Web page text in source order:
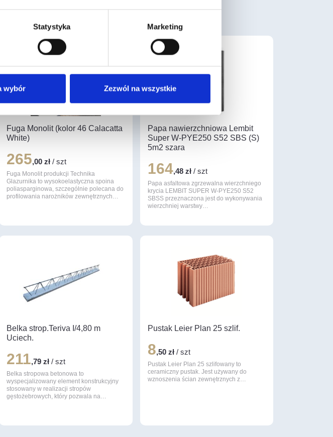
Statystyka Marketing
wybór Zezwól na wszystkie
Fuga Monolit (kolor 46 Calacatta
White)
265,00 zł / szt
Fuga Monolit produkcji Technika
Glazurnika to wysokoelastyczna spoina
poliasparginowa, szczególnie polecana do
profilowania narożników zewnętrznych…
Papa nawierzchniowa Lembit
Super W-PYE250 S52 SBS (S)
5m2 szara
164,48 zł/ szt
Papa asfaltowa zgrzewalna wierzchniego
krycia LEMBIT SUPER W-PYE250 S52
SBSS przeznaczona jest do wykonywania
wierzchniej warstwy…
Belka strop.Teriva I/4,80 m
Uciech.
211,79 zł / szt
Belka stropowa betonowa to
wyspecjalizowany element konstrukcyjny
stosowany w realizacji stropów
gęstożebrowych, który pozwala na…
Pustak Leier Plan 25 szlif.
8,50 zł/ szt
Pustak Leier Plan 25 szlifowany to
ceramiczny pustak. Jest używany do
wznoszenia ścian zewnętrznych z…